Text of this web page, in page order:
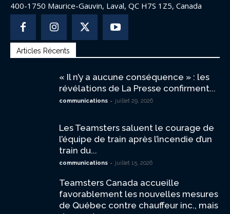
400-1750 Maurice-Gauvin, Laval, QC H7S 1Z5, Canada
Articles Récents
« Il n’y a aucune conséquence » : les
révélations de La Presse confirment...
communications - juillet 29, 2026
Les Teamsters saluent le courage de
l’équipe de train après l’incendie d’un
train du...
communications - juillet 15, 2026
Teamsters Canada accueille
favorablement les nouvelles mesures
de Québec contre chauffeur inc., mais